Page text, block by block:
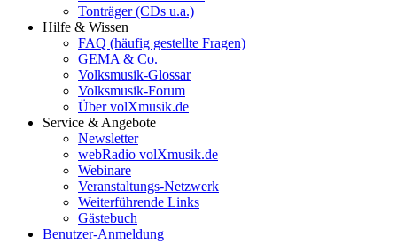
Tonträger (CDs u.a.)
Hilfe & Wissen
FAQ (häufig gestellte Fragen)
GEMA & Co.
Volksmusik-Glossar
Volksmusik-Forum
Über volXmusik.de
Service & Angebote
Newsletter
webRadio volXmusik.de
Webinare
Veranstaltungs-Netzwerk
Weiterführende Links
Gästebuch
Benutzer-Anmeldung